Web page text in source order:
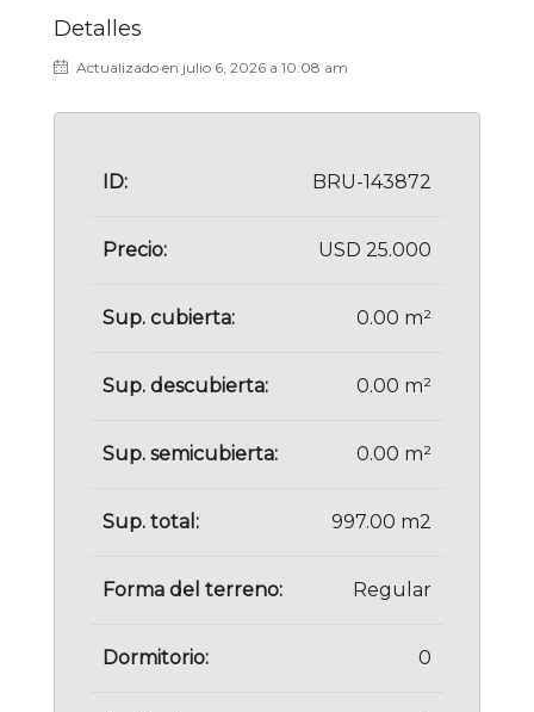
Detalles
Actualizado en julio 6, 2026 a 10:08 am
ID: BRU-143872
Precio: USD 25.000
Sup. cubierta: 0.00 m²
Sup. descubierta: 0.00 m²
Sup. semicubierta: 0.00 m²
Sup. total: 997.00 m2
Forma del terreno: Regular
Dormitorio: 0